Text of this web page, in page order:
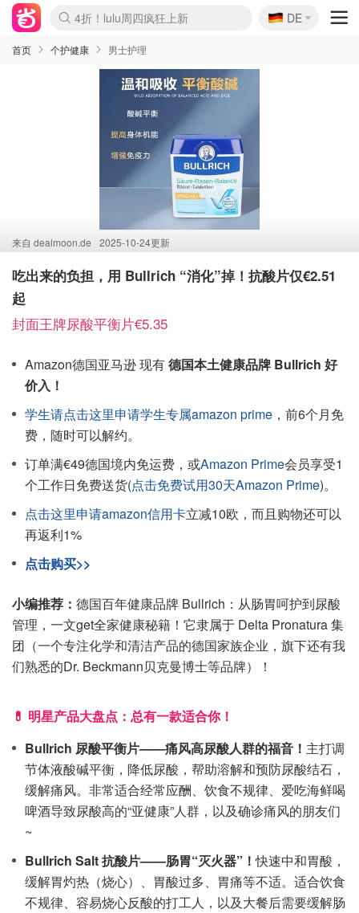
Boticinal 夏促开抢！
4折！lulu周四疯狂上新
还没结束！&OtherStories大促
Joybuy变相75折 随时失效
速领！Stanley独家85折
疑似霸哥！Camper额外叠85折
Zalando 奥莱闪促！每日更新
Moncler反季囤！5折起+叠9折
Coach Brooklyn仅€192
🇩🇪
DE
首页 个护健康 男士护理
来自 dealmoon.de 2025-10-24更新
吃出来的负担，用 Bullrich “消化”掉！抗酸片仅€2.51
起
封面王牌尿酸平衡片€5.35
Amazon德国亚马逊 现有德国本土健康品牌 Bullrich 好
价入！
学生请点击这里申请学生专属amazon prime ，前6个月免
费，随时可以解约。
订单满€49德国境内免运费，或Amazon Prime会员享受1
个工作日免费送货(点击免费试用30天Amazon Prime)。
点击这里申请amazon信用卡立减10欧，而且购物还可以
再返利1%
点击购买>>
小编推荐： 德国百年健康品牌 Bullrich：从肠胃呵护到尿酸
管理，一文get全家健康秘籍！它隶属于 Delta Pronatura 集
团（一个专注化学和清洁产品的德国家族企业，旗下还有我
们熟悉的Dr. Beckmann贝克曼博士等品牌）！
💊 明星产品大盘点：总有一款适合你！
Bullrich 尿酸平衡片——痛风高尿酸人群的福音！ 主打调
节体液酸碱平衡，降低尿酸，帮助溶解和预防尿酸结石，
缓解痛风。非常适合经常应酬、饮食不规律、爱吃海鲜喝
啤酒导致尿酸高的“亚健康”人群，以及确诊痛风的朋友们
~
Bullrich Salt 抗酸片——肠胃“灭火器”！快速中和胃酸，
缓解胃灼热（烧心）、胃酸过多、胃痛等不适。适合饮食
不规律、容易烧心反酸的打工人，以及大餐后需要缓解肠